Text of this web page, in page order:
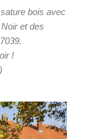
bois avec
et des
!